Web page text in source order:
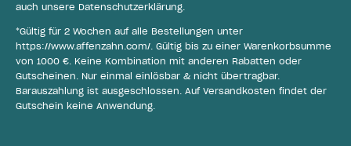
auch unsere Datenschutzerklärung.
*Gültig für 2 Wochen auf alle Bestellungen unter
https://www.affenzahn.com/. Gültig bis zu einer Warenkorbsumme
von 1000 €. Keine Kombination mit anderen Rabatten oder
Gutscheinen. Nur einmal einlösbar & nicht übertragbar.
Barauszahlung ist ausgeschlossen. Auf Versandkosten findet der
Gutschein keine Anwendung.